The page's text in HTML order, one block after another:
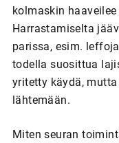
kolmaskin
Harrastamiselta
parissa, esim.
todella suosittua
yritetty käydä,
lähtemään.
Miten seuran